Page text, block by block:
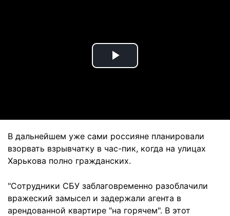
Play
В дальнейшем уже сами россияне планировали
взорвать взрывчатку в час-пик, когда на улицах
Харькова полно гражданских.
"Сотрудники СБУ заблаговременно разоблачили
вражеский замысел и задержали агента в
арендованной квартире "на горячем". В этот